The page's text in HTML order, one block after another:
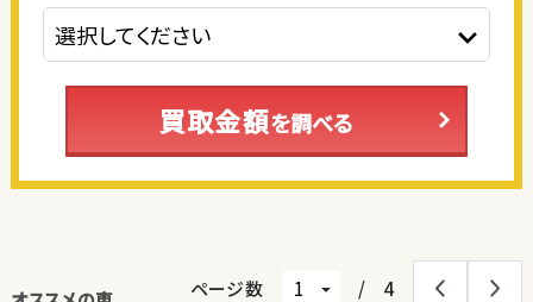
買取金額を調べる
ページ数 / 4